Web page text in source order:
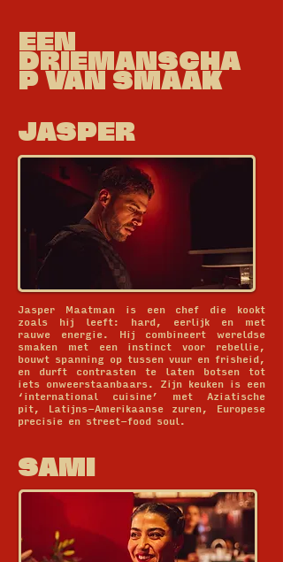
EEN
DRIEMANSCHA
P VAN SMAAK
JASPER
Jasper Maatman is een chef die kookt
zoals hij leeft: hard, eerlijk en met
rauwe energie. Hij combineert wereldse
smaken met een instinct voor rebellie,
bouwt spanning op tussen vuur en frisheid,
en durft contrasten te laten botsen tot
iets onweerstaanbaars. Zijn keuken is een
‘international cuisine’ met Aziatische
pit, Latijns-Amerikaanse zuren, Europese
precisie en street-food soul.
SAMI